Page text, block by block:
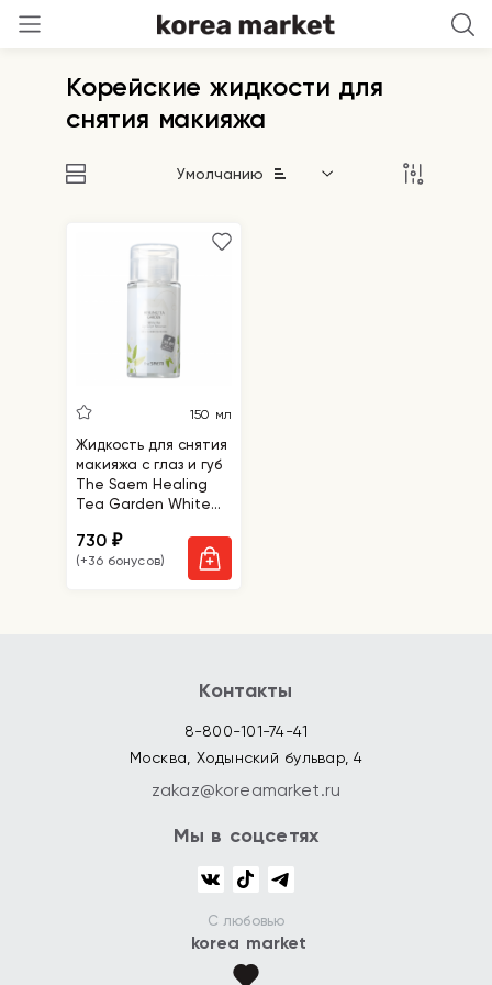
Корейские жидкости для
снятия макияжа
Умолчанию
150 мл
Жидкость для снятия
макияжа с глаз и губ
The Saem Healing
Tea Garden White
Remover
730₽
(+36 бонусов)
Контакты
8-800-101-74-41
Москва, Ходынский бульвар, 4
zakaz@koreamarket.ru
Мы в соцсетях
С любовью
korea market